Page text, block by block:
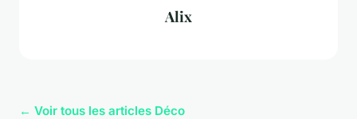
Alix
← Voir tous les articles Déco